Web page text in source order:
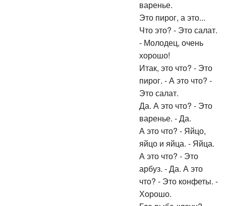
варенье.
Это пирог, а это...
Что это? - Это салат.
- Молодец, очень
хорошо!
Итак, это что? - Это
пирог. - А это что? -
Это салат.
Да. А это что? - Это
варенье. - Да.
А это что? - Яйцо,
яйцо и яйца. - Яйца.
А это что? - Это
арбуз. - Да. А это
что? - Это конфеты. -
Хорошо.